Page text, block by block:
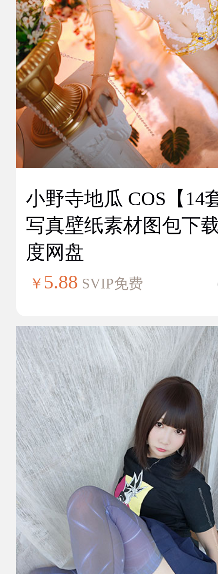
小野寺地瓜 COS【14
写真壁纸素材图包下
度网盘
￥ 5.88 SVIP免费